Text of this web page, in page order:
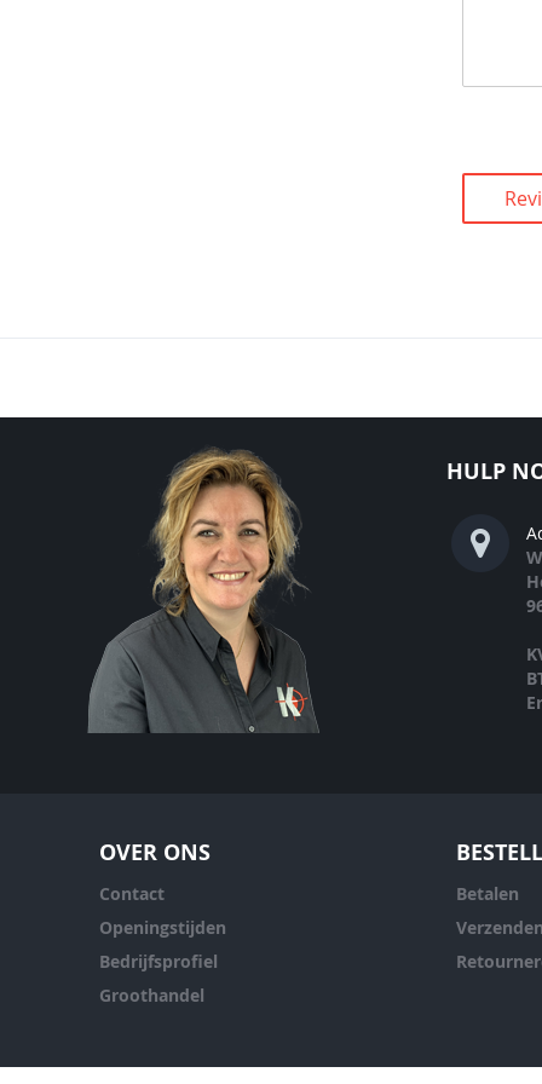
HULP
OVER ONS
Contact
Openingstijden
Bedrijfsprofiel
Groothandel
Betalen
Verzenden